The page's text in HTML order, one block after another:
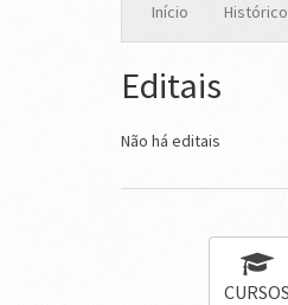
Início Histórico
Editais
Não há editais
CURSOS